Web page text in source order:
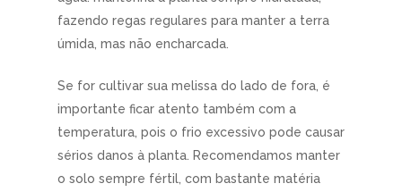
fazendo regas regulares para manter a terra
úmida, mas não encharcada.
Se for cultivar sua melissa do lado de fora, é
importante ficar atento também com a
temperatura, pois o frio excessivo pode causar
sérios danos à planta. Recomendamos manter
o solo sempre fértil, com bastante matéria